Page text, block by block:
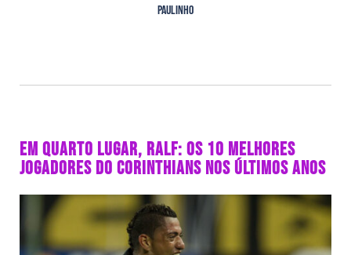
Paulinho
EM QUARTO LUGAR, RALF: OS 10 MELHORES
JOGADORES DO CORINTHIANS NOS ÚLTIMOS ANOS